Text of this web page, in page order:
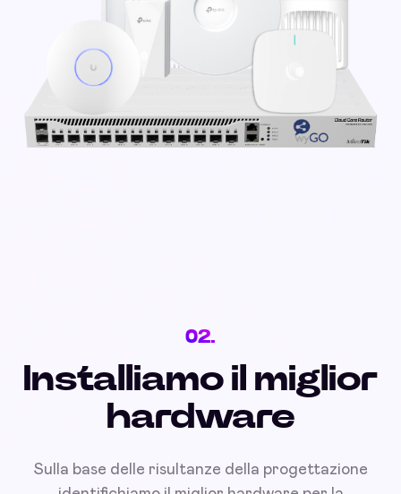
02.
Installiamo il miglior
hardware
Sulla base delle risultanze della progettazione